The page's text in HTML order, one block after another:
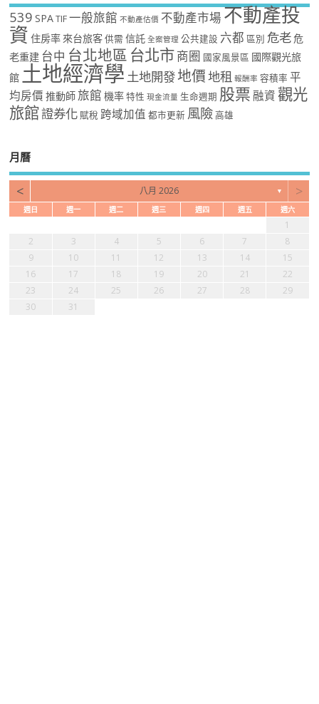
539 SPA TIF 一般旅館 不動產估價 不動產市場不動產投
資 住房率 來台旅客 供需 信託 全案管理 公共建設 六都 區別 危老危
老重建 台中 台北地區 台北市商圈 國家風景區 國際觀光旅
館 土地經濟學 土地開發地價地租 報酬率 容積率 平
均房價 推動師旅館 機率 特性 現金流量 生命週期 股票 融資 觀光
旅館證券化 賦稅 跨域加值 都市更新 風險 高雄
月曆
< 八月 2026 ▼ >
週日 週一 週二 週三 週四 週五 週六
1
2
3 4 5 6 7
8
9
10 11 12 13 14
15
16
17 18 19 20 21
22
23
24 25 26 27 28
29
30
31